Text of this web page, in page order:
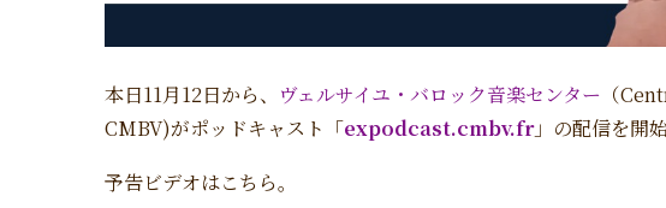
本日11月12日から、 ヴェルサイユ・バロック音楽センター （
CMBV)がポッドキャスト「expodcast.cmbv.fr」の配信を開始
予告ビデオはこちら。